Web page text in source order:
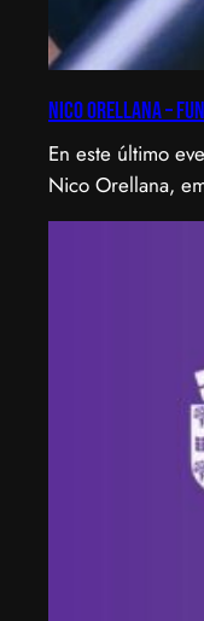
Nico Orellana –
En este último
Nico Orellana,
no ser gerente,
acelerada por